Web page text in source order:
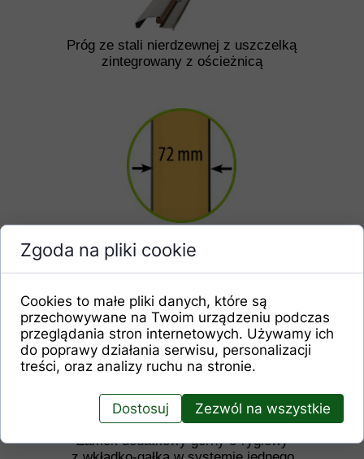
Zamek dodatkowy górny 3-ryglowy
grubości 72 mm wypełnione pianką
Próg ze stali nierdzewnej z uszczelką
zintegrowany z ościeżnicą
Zgoda na pliki cookie
Cookies to małe pliki danych, które są
przechowywane na Twoim urządzeniu podczas
przeglądania stron internetowych. Używamy ich
do poprawy działania serwisu, personalizacji
treści, oraz analizy ruchu na stronie.
Dostosuj Zezwól na wszystkie